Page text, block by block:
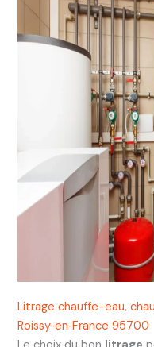
Litrage chauffe-eau,
Roissy‑en‑France 95700